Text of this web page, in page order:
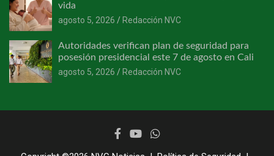
vida
agosto 5, 2026
Redacción NVC
Autoridades verifican plan de seguridad para
posesión presidencial este 7 de agosto en Cali
agosto 5, 2026
Redacción NVC